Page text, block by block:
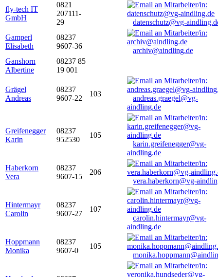
fly-tech IT
GmbH
0821
207111-
29
datenschutz@vg-
Gamperl
Elisabeth
08237
9607-36
archiv@aindling.de
Ganshorn
Albertine
08237 85
19 001
Grägel
Andreas
08237
9607-22
103
andreas.graegel@vg-
aindling.de
Greifenegger
Karin
08237
952530
105
karin.greifenegger@vg-
aindling.de
Haberkorn
Vera
08237
9607-15
206
vera.haberkorn@vg-
Hintermayr
Carolin
08237
9607-27
107
carolin.hintermayr@vg-
aindling.de
Hoppmann
Monika
08237
9607-0
105